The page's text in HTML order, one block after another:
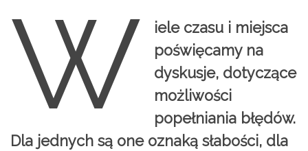
W
iele czasu i miejsca
poświęcamy na
dyskusje, dotyczące
możliwości
popełniania błędów.
Dla jednych są one oznaką słabości, dla